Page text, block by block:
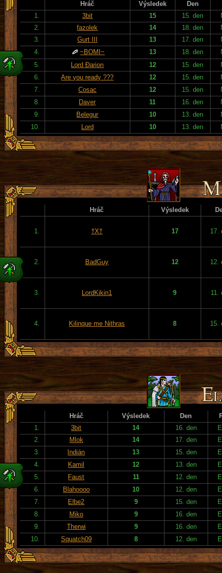
Hráč Výsledek
Den
1.
3bit 15 15. den
2.
fazolek 14 18. den
3.
Gurt III 13 17. den
4.
~BOMI~ 13 18. den
5.
Lord Đarion 12 15. den
6.
Are you ready ??? 12 15. den
7.
Cosac 12 15. den
8.
Daver 11 16. den
9.
Belegur 10 13. den
10.
Lord 10 13. den
Hráč Výsledek
1. †X† 17 17.
2. BadGuy 12 12.
3. LordKikin1 9 11.
4. Kilinque me Nithras 8 15.
Hráč Výsledek Den
1.
3bit 14 16. den
2.
Mlok 14 17. den
3.
Indián 13 15. den
4.
Kamil 12 13. den
5.
Faust 11 12. den
6.
Blahoooo 10 12. den
7.
Elbe2 9 15. den
8.
Miko 9 16. den
9.
Therwi 9 16. den
10.
Squatch09 8 12. den